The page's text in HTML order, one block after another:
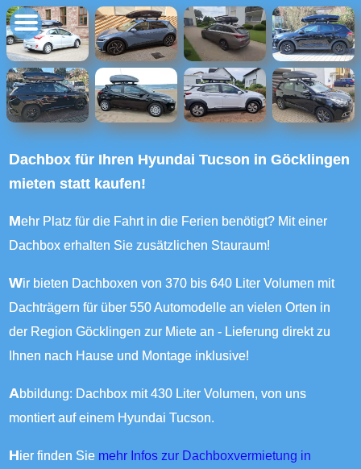
Dachbox für Ihren Hyundai Tucson in Göcklingen
mieten statt kaufen!
Mehr Platz für die Fahrt in die Ferien benötigt? Mit einer
Dachbox erhalten Sie zusätzlichen Stauraum!
Wir bieten Dachboxen von 370 bis 640 Liter Volumen mit
Dachträgern für über 550 Automodelle an vielen Orten in
der Region Göcklingen zur Miete an - Lieferung direkt zu
Ihnen nach Hause und Montage inklusive!
Abbildung: Dachbox mit 430 Liter Volumen, von uns
montiert auf einem Hyundai Tucson.
Hier finden Sie mehr Infos zur Dachboxvermietung in